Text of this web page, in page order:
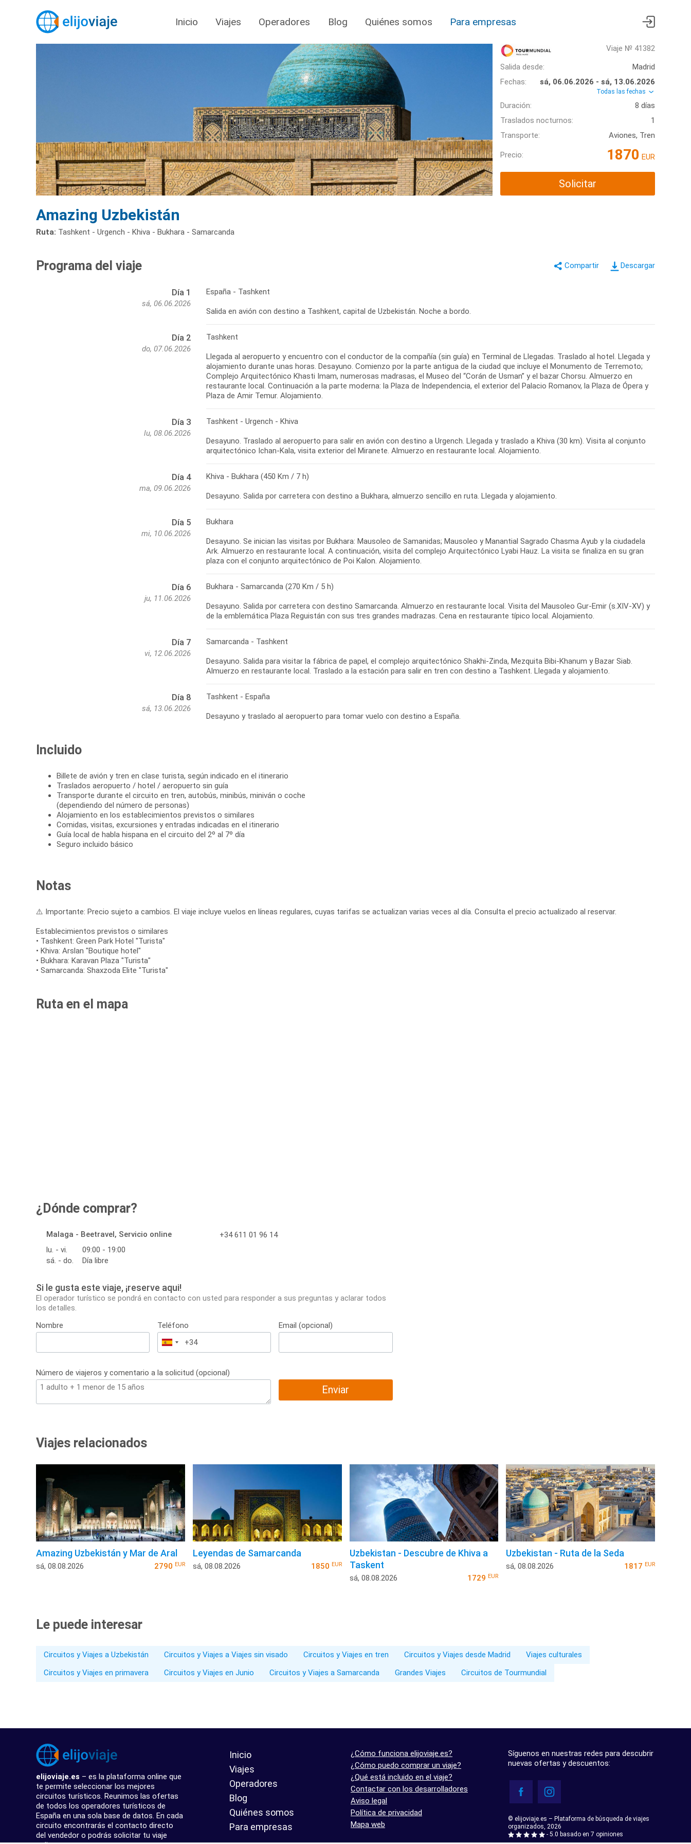
Inicio Viajes Operadores Blog Quiénes somos Para empresas
Viaje № 41382
Salida desde:
Madrid
Fechas:
sá, 06.06.2026 - sá, 13.06.2026
Todas las fechas
Duración:
8 días
Traslados nocturnos:
1
Transporte:
Aviones, Tren
Precio: 1870 EUR
Solicitar
Amazing Uzbekistán
Ruta: Tashkent - Urgench - Khiva - Bukhara - Samarcanda
Descargar
Programa del viaje
Día 1
sá, 06.06.2026
España - Tashkent
Salida en avión con destino a Tashkent, capital de Uzbekistán. Noche a bordo.
Día 2
do, 07.06.2026
Tashkent
Llegada al aeropuerto y encuentro con el conductor de la compañía (sin guía) en Terminal de Llegadas. Traslado al hotel. Llegada y
alojamiento durante unas horas. Desayuno. Comienzo por la parte antigua de la ciudad que incluye el Monumento de Terremoto;
Complejo Arquitectónico Khasti Imam, numerosas madrasas, el Museo del “Corán de Usman” y el bazar Chorsu. Almuerzo en
restaurante local. Continuación a la parte moderna: la Plaza de Independencia, el exterior del Palacio Romanov, la Plaza de Ópera y
Plaza de Amir Temur. Alojamiento.
Día 3
lu, 08.06.2026
Tashkent - Urgench - Khiva
Desayuno. Traslado al aeropuerto para salir en avión con destino a Urgench. Llegada y traslado a Khiva (30 km). Visita al conjunto
arquitectónico Ichan-Kala, visita exterior del Miranete. Almuerzo en restaurante local. Alojamiento.
Día 4
ma, 09.06.2026
Khiva - Bukhara (450 Km / 7 h)
Desayuno. Salida por carretera con destino a Bukhara, almuerzo sencillo en ruta. Llegada y alojamiento.
Día 5
mi, 10.06.2026
Bukhara
Desayuno. Se inician las visitas por Bukhara: Mausoleo de Samanidas; Mausoleo y Manantial Sagrado Chasma Ayub y la ciudadela
Ark. Almuerzo en restaurante local. A continuación, visita del complejo Arquitectónico Lyabi Hauz. La visita se finaliza en su gran
plaza con el conjunto arquitectónico de Poi Kalon. Alojamiento.
Día 6
ju, 11.06.2026
Bukhara - Samarcanda (270 Km / 5 h)
Desayuno. Salida por carretera con destino Samarcanda. Almuerzo en restaurante local. Visita del Mausoleo Gur-Emir (s.XIV-XV) y
de la emblemática Plaza Reguistán con sus tres grandes madrazas. Cena en restaurante típico local. Alojamiento.
Día 7
vi, 12.06.2026
Samarcanda - Tashkent
Desayuno. Salida para visitar la fábrica de papel, el complejo arquitectónico Shakhi-Zinda, Mezquita Bibi-Khanum y Bazar Siab.
Almuerzo en restaurante local. Traslado a la estación para salir en tren con destino a Tashkent. Llegada y alojamiento.
Día 8
sá, 13.06.2026
Tashkent - España
Desayuno y traslado al aeropuerto para tomar vuelo con destino a España.
Incluido
Billete de avión y tren en clase turista, según indicado en el itinerario
Traslados aeropuerto / hotel / aeropuerto sin guía
Transporte durante el circuito en tren, autobús, minibús, miniván o coche
(dependiendo del número de personas)
Alojamiento en los establecimientos previstos o similares
Comidas, visitas, excursiones y entradas indicadas en el itinerario
Guía local de habla hispana en el circuito del 2º al 7º día
Seguro incluido básico
Notas
⚠️ Importante: Precio sujeto a cambios. El viaje incluye vuelos en líneas regulares, cuyas tarifas se actualizan varias veces al día. Consulta el precio actualizado al reservar.
Establecimientos previstos o similares
• Tashkent: Green Park Hotel "Turista"
• Khiva: Arslan "Boutique hotel"
• Bukhara: Karavan Plaza "Turista"
• Samarcanda: Shaxzoda Elite "Turista"
Ruta en el mapa
¿Dónde comprar?
Malaga - Beetravel, Servicio online
lu. - vi.
09:00 - 19:00
sá. - do.
Día libre
+34 611 01 96 14
Si le gusta este viaje, ¡reserve aqui!
El operador turístico se pondrá en contacto con usted para responder a sus preguntas y aclarar todos
los detalles.
Nombre
Teléfono
España
+34
Email (opcional)
Número de viajeros y comentario a la solicitud (opcional)
Enviar
Viajes relacionados
Amazing Uzbekistán y Mar de Aral
sá, 08.08.2026 2790 EUR
Leyendas de Samarcanda
sá, 08.08.2026 1850 EUR
Uzbekistan - Descubre de Khiva a
Taskent
sá, 08.08.2026 1729EUR
Uzbekistan - Ruta de la Seda
sá, 08.08.2026 1817 EUR
Le puede interesar
Circuitos y Viajes a Uzbekistán Circuitos y Viajes a Viajes sin visado Circuitos y Viajes en tren Circuitos y Viajes desde Madrid
Viajes culturales
Circuitos y Viajes en primavera
Circuitos y Viajes en Junio Circuitos y Viajes a Samarcanda Grandes Viajes Circuitos de Tourmundial
elijoviaje.es – es la plataforma online que
te permite seleccionar los mejores
circuitos turísticos. Reunimos las ofertas
de todos los operadores turísticos de
España en una sola base de datos. En cada
circuito encontrarás el contacto directo
del vendedor o podrás solicitar tu viaje
Inicio
Viajes
Operadores
Blog
Quiénes somos
Para empresas
¿Cómo funciona elijoviaje.es?
¿Cómo puedo comprar un viaje?
¿Qué está incluido en el viaje?
Contactar con los desarrolladores
Aviso legal
Política de privacidad
Mapa web
Síguenos en nuestras redes para descubrir
nuevas ofertas y descuentos:
© elijoviaje.es – Plataforma de búsqueda de viajes
organizados, 2026
- 5.0 basado en 7 opiniones